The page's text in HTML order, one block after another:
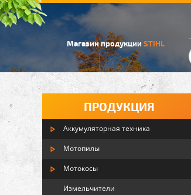
Магазин продукции STIHL
ПРОДУКЦИЯ
Аккумуляторная техника
Мотопилы
Мотокосы
Измельчители